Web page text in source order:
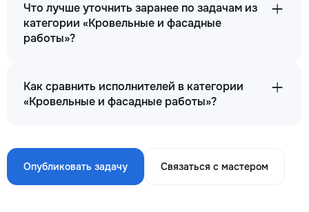
Что лучше уточнить заранее по задачам из
категории «Кровельные и фасадные
работы»?
Как сравнить исполнителей в категории
«Кровельные и фасадные работы»?
Опубликовать задачу Связаться с мастером